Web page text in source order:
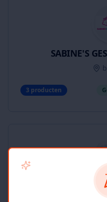
SABINE'S
3 producten